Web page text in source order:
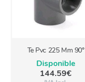
Te Pvc 225 Mm 90º
Disponible
144.59€